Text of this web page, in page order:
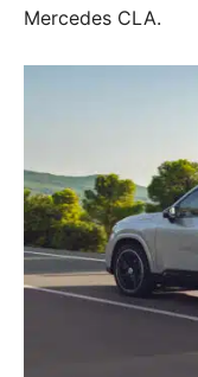
Mercedes CLA.